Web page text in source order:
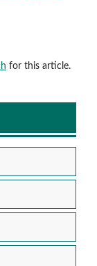
for this article.